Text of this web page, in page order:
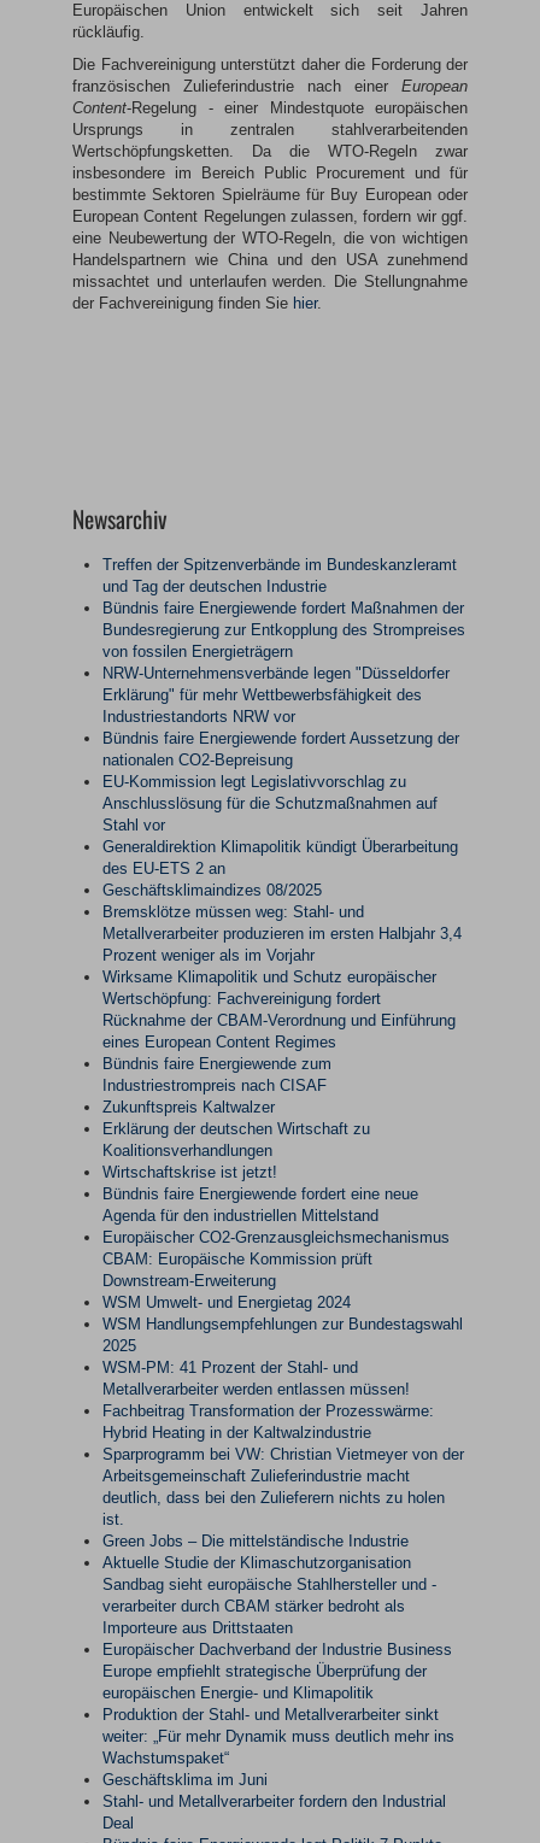
Europäischen Union entwickelt sich seit Jahren
rückläufig.
Die Fachvereinigung unterstützt daher die Forderung der
französischen Zulieferindustrie nach einer European
Content-Regelung - einer Mindestquote europäischen
Ursprungs in zentralen stahlverarbeitenden
Wertschöpfungsketten. Da die WTO-Regeln zwar
insbesondere im Bereich Public Procurement und für
bestimmte Sektoren Spielräume für Buy European oder
European Content Regelungen zulassen, fordern wir ggf.
eine Neubewertung der WTO-Regeln, die von wichtigen
Handelspartnern wie China und den USA zunehmend
missachtet und unterlaufen werden. Die Stellungnahme
der Fachvereinigung finden Sie hier.
Newsarchiv
Treffen der Spitzenverbände im Bundeskanzleramt
und Tag der deutschen Industrie
Bündnis faire Energiewende fordert Maßnahmen der
Bundesregierung zur Entkopplung des Strompreises
von fossilen Energieträgern
NRW-Unternehmensverbände legen "Düsseldorfer
Erklärung" für mehr Wettbewerbsfähigkeit des
Industriestandorts NRW vor
Bündnis faire Energiewende fordert Aussetzung der
nationalen CO2-Bepreisung
EU-Kommission legt Legislativvorschlag zu
Anschlusslösung für die Schutzmaßnahmen auf
Stahl vor
Generaldirektion Klimapolitik kündigt Überarbeitung
des EU-ETS 2 an
Geschäftsklimaindizes 08/2025
Bremsklötze müssen weg: Stahl- und
Metallverarbeiter produzieren im ersten Halbjahr 3,4
Prozent weniger als im Vorjahr
Wirksame Klimapolitik und Schutz europäischer
Wertschöpfung: Fachvereinigung fordert
Rücknahme der CBAM-Verordnung und Einführung
eines European Content Regimes
Bündnis faire Energiewende zum
Industriestrompreis nach CISAF
Zukunftspreis Kaltwalzer
Erklärung der deutschen Wirtschaft zu
Koalitionsverhandlungen
Wirtschaftskrise ist jetzt!
Bündnis faire Energiewende fordert eine neue
Agenda für den industriellen Mittelstand
Europäischer CO2-Grenzausgleichsmechanismus
CBAM: Europäische Kommission prüft
Downstream-Erweiterung
WSM Umwelt- und Energietag 2024
WSM Handlungsempfehlungen zur Bundestagswahl
2025
WSM-PM: 41 Prozent der Stahl- und
Metallverarbeiter werden entlassen müssen!
Fachbeitrag Transformation der Prozesswärme:
Hybrid Heating in der Kaltwalzindustrie
Sparprogramm bei VW: Christian Vietmeyer von der
Arbeitsgemeinschaft Zulieferindustrie macht
deutlich, dass bei den Zulieferern nichts zu holen
ist.
Green Jobs – Die mittelständische Industrie
Aktuelle Studie der Klimaschutzorganisation
Sandbag sieht europäische Stahlhersteller und -
verarbeiter durch CBAM stärker bedroht als
Importeure aus Drittstaaten
Europäischer Dachverband der Industrie Business
Europe empfiehlt strategische Überprüfung der
europäischen Energie- und Klimapolitik
Produktion der Stahl- und Metallverarbeiter sinkt
weiter: „Für mehr Dynamik muss deutlich mehr ins
Wachstumspaket“
Geschäftsklima im Juni
Stahl- und Metallverarbeiter fordern den Industrial
Deal